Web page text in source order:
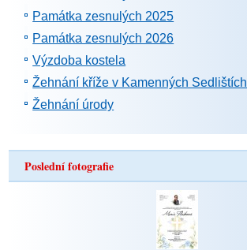
Památka zesnulých 2025
Památka zesnulých 2026
Výzdoba kostela
Žehnání kříže v Kamenných Sedlištích
Žehnání úrody
Poslední fotografie